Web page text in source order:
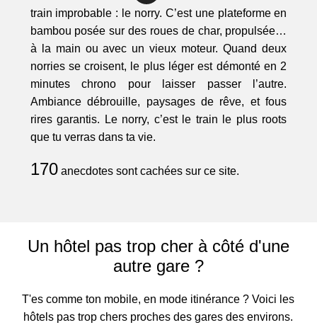
train improbable : le norry. C’est une plateforme en
bambou posée sur des roues de char, propulsée…
à la main ou avec un vieux moteur. Quand deux
norries se croisent, le plus léger est démonté en 2
minutes chrono pour laisser passer l’autre.
Ambiance débrouille, paysages de rêve, et fous
rires garantis. Le norry, c’est le train le plus roots
que tu verras dans ta vie.
170anecdotes sont cachées sur ce site.
Un hôtel pas trop cher à côté d'une
autre gare ?
T'es comme ton mobile, en mode itinérance ? Voici les
hôtels pas trop chers proches des gares des environs.